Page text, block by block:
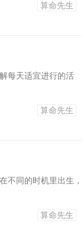
算命先生
每天适宜进行的活
算命先生
不同的时机里出生，
算命先生